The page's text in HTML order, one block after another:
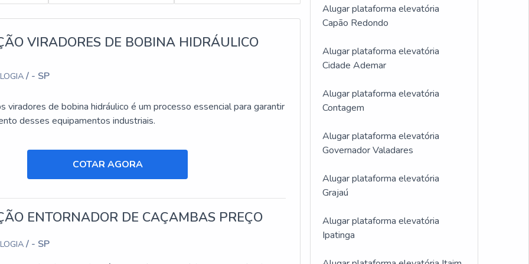
mais páginas com conteúdos relacionados para aquilo que precisa.
VIRADORES DE BOBINA HIDRÁULICO
/ - SP
viradores de bobina hidráulico é um processo essencial para garantir
desses equipamentos industriais.
COTAR AGORA
ENTORNADOR DE CAÇAMBAS PREÇO
/ - SP
Alugar plataforma elevatória
Capão Redondo
Alugar plataforma elevatória
Cidade Ademar
Alugar plataforma elevatória
Contagem
Alugar plataforma elevatória
Governador Valadares
Alugar plataforma elevatória
Grajaú
Alugar plataforma elevatória
Ipatinga